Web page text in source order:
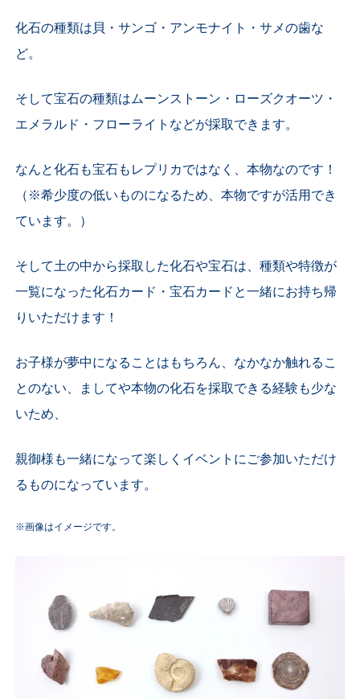
化石の種類は貝・サンゴ・アンモナイト・サメの歯な
ど。
そして宝石の種類はムーンストーン・ローズクオーツ・
エメラルド・フローライトなどが採取できます。
なんと化石も宝石もレプリカではなく、本物なのです！
（※希少度の低いものになるため、本物ですが活用でき
ています。）
そして土の中から採取した化石や宝石は、種類や特徴が
一覧になった化石カード・宝石カードと一緒にお持ち帰
りいただけます！
お子様が夢中になることはもちろん、なかなか触れるこ
とのない、ましてや本物の化石を採取できる経験も少な
いため、
親御様も一緒になって楽しくイベントにご参加いただけ
るものになっています。
※画像はイメージです。